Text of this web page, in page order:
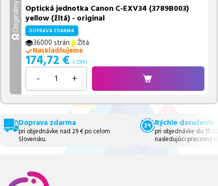
Originálny Optická jednotka Canon C-EXV34 (3789B003)
yellow (žltá) - original
DOPRAVA ZDARMA
36000 strán
Žltá
Naskladňujeme
174,72 € s DPH
- +
Doprava zdarma
pri objednávke nad 29 € po celom
Slovensku.
Rýchle doručenie
pri objednávke do
nasledujúci pracovný